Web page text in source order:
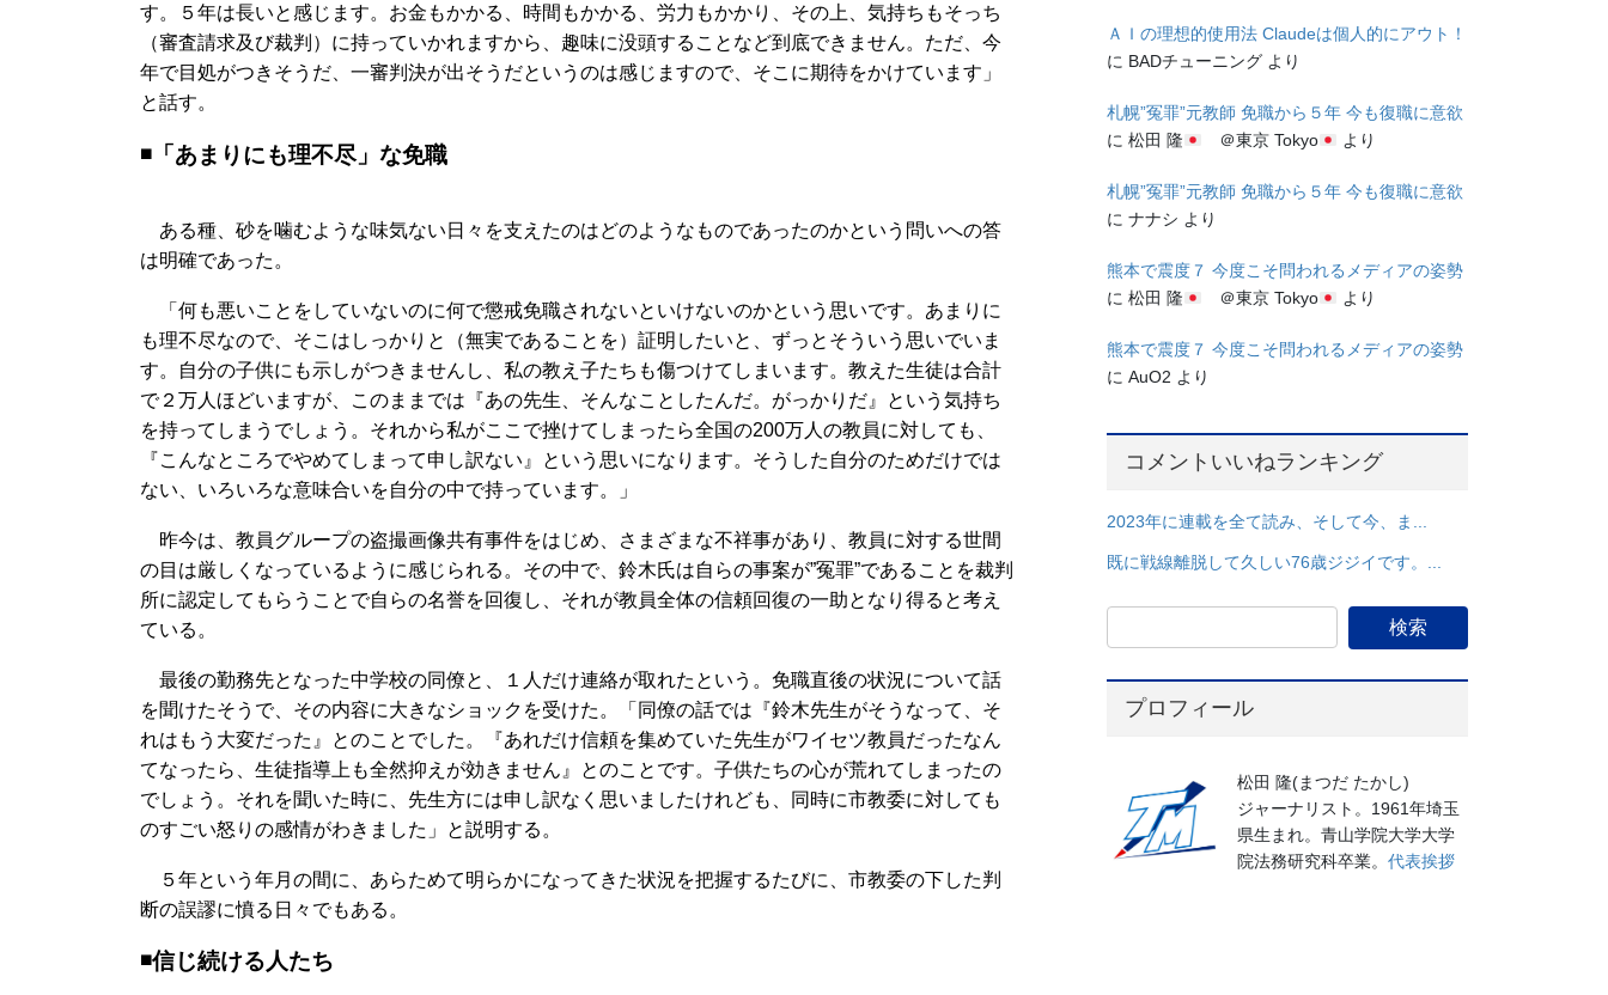
す。５年は長いと感じます。お金もかかる、時間もかかる、労力もかかり、その上、気持ちもそっち
（審査請求及び裁判）に持っていかれますから、趣味に没頭することなど到底できません。ただ、今
年で目処がつきそうだ、一審判決が出そうだというのは感じますので、そこに期待をかけています」
と話す。
◾️「あまりにも理不尽」な免職
ある種、砂を噛むような味気ない日々を支えたのはどのようなものであったのかという問いへの答
は明確であった。
「何も悪いことをしていないのに何で懲戒免職されないといけないのかという思いです。あまりに
も理不尽なので、そこはしっかりと（無実であることを）証明したいと、ずっとそういう思いでいま
す。自分の子供にも示しがつきませんし、私の教え子たちも傷つけてしまいます。教えた生徒は合計
で２万人ほどいますが、このままでは『あの先生、そんなことしたんだ。がっかりだ』という気持ち
を持ってしまうでしょう。それから私がここで挫けてしまったら全国の200万人の教員に対しても、
『こんなところでやめてしまって申し訳ない』という思いになります。そうした自分のためだけでは
ない、いろいろな意味合いを自分の中で持っています。」
昨今は、教員グループの盗撮画像共有事件をはじめ、さまざまな不祥事があり、教員に対する世間
の目は厳しくなっているように感じられる。その中で、鈴木氏は自らの事案が”冤罪”であることを裁判
所に認定してもらうことで自らの名誉を回復し、それが教員全体の信頼回復の一助となり得ると考え
ている。
最後の勤務先となった中学校の同僚と、１人だけ連絡が取れたという。免職直後の状況について話
を聞けたそうで、その内容に大きなショックを受けた。「同僚の話では『鈴木先生がそうなって、そ
れはもう大変だった』とのことでした。『あれだけ信頼を集めていた先生がワイセツ教員だったなん
てなったら、生徒指導上も全然抑えが効きません』とのことです。子供たちの心が荒れてしまったの
でしょう。それを聞いた時に、先生方には申し訳なく思いましたけれども、同時に市教委に対しても
のすごい怒りの感情がわきました」と説明する。
５年という年月の間に、あらためて明らかになってきた状況を把握するたびに、市教委の下した判
断の誤謬に憤る日々でもある。
◾️信じ続ける人たち
ＡＩの理想的使用法 Claudeは個人的にアウト！
に BADチューニング より
札幌”冤罪”元教師 免職から５年 今も復職に意欲
に松田 隆 ＠東京 Tokyo より
札幌”冤罪”元教師 免職から５年 今も復職に意欲
にナナシ より
熊本で震度７ 今度こそ問われるメディアの姿勢
に松田 隆 ＠東京 Tokyo より
熊本で震度７ 今度こそ問われるメディアの姿勢
にAuO2 より
コメントいいねランキング
2023年に連載を全て読み、そして今、ま...
既に戦線離脱して久しい76歳ジジイです。...
プロフィール
松田 隆(まつだ たかし)
ジャーナリスト。1961年埼玉
県生まれ。青山学院大学大学
院法務研究科卒業。代表挨拶